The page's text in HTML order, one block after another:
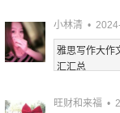
小林清 •
雅思写作大作
汇汇总
旺财和来福 •